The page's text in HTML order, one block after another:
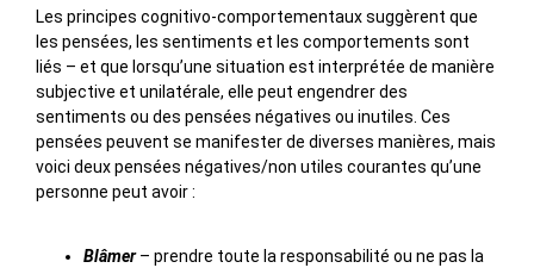
Les principes cognitivo-comportementaux suggèrent que
les pensées, les sentiments et les comportements sont
liés – et que lorsqu’une situation est interprétée de manière
subjective et unilatérale, elle peut engendrer des
sentiments ou des pensées négatives ou inutiles. Ces
pensées peuvent se manifester de diverses manières, mais
voici deux pensées négatives/non utiles courantes qu’une
personne peut avoir :
Blâmer– prendre toute la responsabilité ou ne pas la